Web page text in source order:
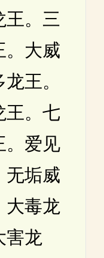
王。三
。大威
王。
王。七
。爱见
无垢威
大毒龙
害龙